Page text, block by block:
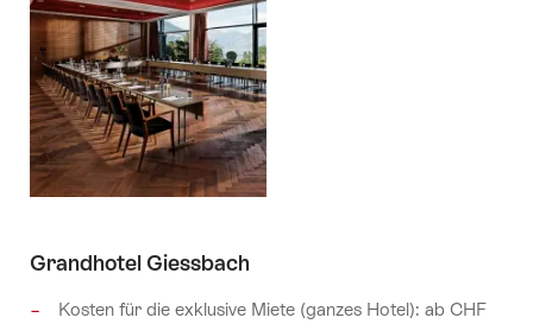
Grandhotel Giessbach
Kosten für die exklusive Miete (ganzes Hotel): ab CHF